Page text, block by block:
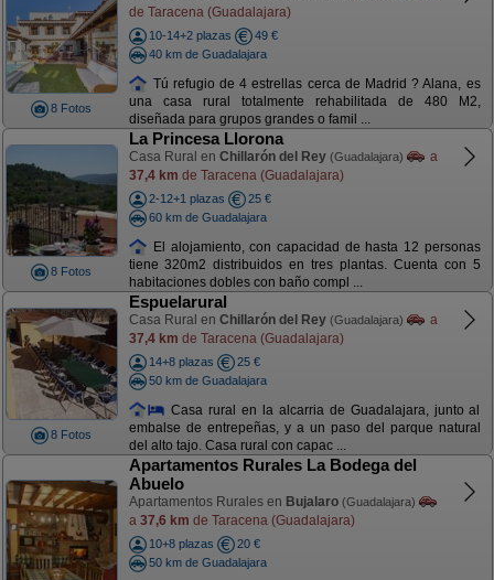
8 Fotos
de Taracena (Guadalajara)
10-14+2 plazas
49 €
40 km de Guadalajara
Tú refugio de 4 estrellas cerca de Madrid ? Alana, es
una casa rural totalmente rehabilitada de 480 M2,
diseñada para grupos grandes o famil ...
8 Fotos
La Princesa Llorona
Casa Rural en Chillarón del Rey (Guadalajara)
a
37,4 km de Taracena (Guadalajara)
2-12+1 plazas
25 €
60 km de Guadalajara
El alojamiento, con capacidad de hasta 12 personas
tiene 320m2 distribuidos en tres plantas. Cuenta con 5
habitaciones dobles con baño compl ...
8 Fotos
Espuelarural
Casa Rural en Chillarón del Rey (Guadalajara)
a
37,4 km de Taracena (Guadalajara)
14+8 plazas
25 €
50 km de Guadalajara
Casa rural en la alcarria de Guadalajara, junto al
embalse de entrepeñas, y a un paso del parque natural
del alto tajo. Casa rural con capac ...
Apartamentos Rurales La Bodega del
Abuelo
Apartamentos Rurales en Bujalaro (Guadalajara)
a 37,6 km de Taracena (Guadalajara)
10+8 plazas
20 €
50 km de Guadalajara